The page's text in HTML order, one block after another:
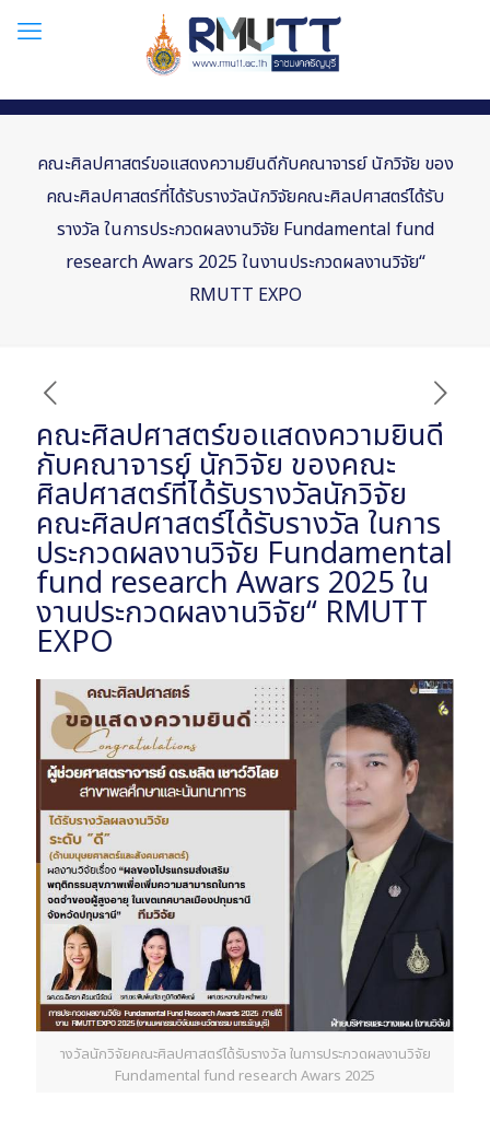
คณะศิลปศาสตร์ขอแสดงความยินดีกับคณาจารย์ นักวิจัย ของ
คณะศิลปศาสตร์ที่ได้รับรางวัลนักวิจัยคณะศิลปศาสตร์ได้รับ
รางวัล ในการประกวดผลงานวิจัย Fundamental fund
research Awars 2025 ในงานประกวดผลงานวิจัย“
RMUTT EXPO
คณะศิลปศาสตร์ขอแสดงความยินดี
กับคณาจารย์ นักวิจัย ของคณะ
ศิลปศาสตร์ที่ได้รับรางวัลนักวิจัย
คณะศิลปศาสตร์ได้รับรางวัล ในการ
ประกวดผลงานวิจัย Fundamental
fund research Awars 2025 ใน
งานประกวดผลงานวิจัย“ RMUTT
EXPO
างวัลนักวิจัยคณะศิลปศาสตร์ได้รับรางวัล ในการประกวดผลงานวิจัย
Fundamental fund research Awars 2025